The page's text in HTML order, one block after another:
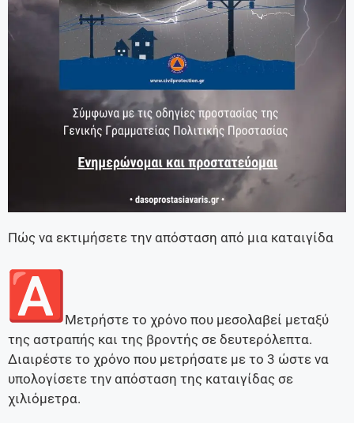
Πώς να εκτιμήσετε την απόσταση από μια καταιγίδα
Μετρήστε το χρόνο που μεσολαβεί μεταξύ
της αστραπής και της βροντής σε δευτερόλεπτα.
Διαιρέστε το χρόνο που μετρήσατε με το 3 ώστε να
υπολογίσετε την απόσταση της καταιγίδας σε
χιλιόμετρα.